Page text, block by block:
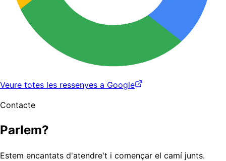
Veure totes les ressenyes a Google
Contacte
Parlem?
Estem encantats d'atendre't i començar el camí junts.